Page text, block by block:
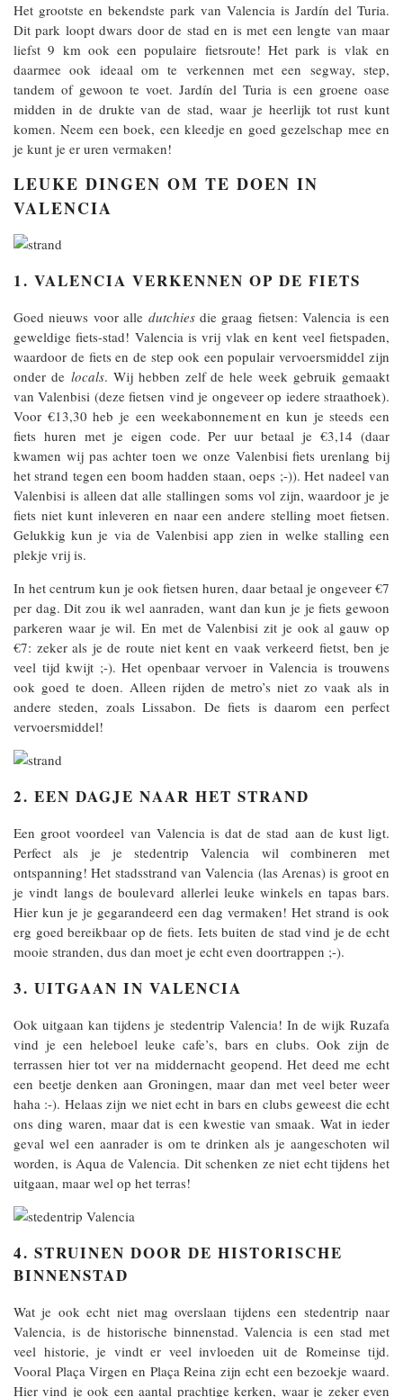
Het grootste en bekendste park van Valencia is Jardín del Turia.
Dit park loopt dwars door de stad en is met een lengte van maar
liefst 9 km ook een populaire fietsroute! Het park is vlak en
daarmee ook ideaal om te verkennen met een segway, step,
tandem of gewoon te voet. Jardín del Turia is een groene oase
midden in de drukte van de stad, waar je heerlijk tot rust kunt
komen. Neem een boek, een kleedje en goed gezelschap mee en
je kunt je er uren vermaken!
LEUKE DINGEN OM TE DOEN IN
VALENCIA
1. VALENCIA VERKENNEN OP DE FIETS
Goed nieuws voor alle dutchiesdie graag fietsen: Valencia is een
geweldige fiets-stad! Valencia is vrij vlak en kent veel fietspaden,
waardoor de fiets en de step ook een populair vervoersmiddel zijn
onder delocals. Wij hebben zelf de hele week gebruik gemaakt
van Valenbisi (deze fietsen vind je ongeveer op iedere straathoek).
Voor €13,30 heb je een weekabonnement en kun je steeds een
fiets huren met je eigen code. Per uur betaal je €3,14 (daar
kwamen wij pas achter toen we onze Valenbisi fiets urenlang bij
het strand tegen een boom hadden staan, oeps ;-)). Het nadeel van
Valenbisi is alleen dat alle stallingen soms vol zijn, waardoor je je
fiets niet kunt inleveren en naar een andere stelling moet fietsen.
Gelukkig kun je via de Valenbisi app zien in welke stalling een
plekje vrij is.
In het centrum kun je ook fietsen huren, daar betaal je ongeveer €7
per dag. Dit zou ik wel aanraden, want dan kun je je fiets gewoon
parkeren waar je wil. En met de Valenbisi zit je ook al gauw op
€7: zeker als je de route niet kent en vaak verkeerd fietst, ben je
veel tijd kwijt ;-). Het openbaar vervoer in Valencia is trouwens
ook goed te doen. Alleen rijden de metro’s niet zo vaak als in
andere steden, zoals Lissabon. De fiets is daarom een perfect
vervoersmiddel!
2. EEN DAGJE NAAR HET STRAND
Een groot voordeel van Valencia is dat de stad aan de kust ligt.
Perfect als je je stedentrip Valencia wil combineren met
ontspanning! Het stadsstrand van Valencia (las Arenas) is groot en
je vindt langs de boulevard allerlei leuke winkels en tapas bars.
Hier kun je je gegarandeerd een dag vermaken! Het strand is ook
erg goed bereikbaar op de fiets. Iets buiten de stad vind je de echt
mooie stranden, dus dan moet je echt even doortrappen ;-).
3. UITGAAN IN VALENCIA
Ook uitgaan kan tijdens je stedentrip Valencia! In de wijk Ruzafa
vind je een heleboel leuke cafe’s, bars en clubs. Ook zijn de
terrassen hier tot ver na middernacht geopend. Het deed me echt
een beetje denken aan Groningen, maar dan met veel beter weer
haha :-). Helaas zijn we niet echt in bars en clubs geweest die echt
ons ding waren, maar dat is een kwestie van smaak. Wat in ieder
geval wel een aanrader is om te drinken als je aangeschoten wil
worden, is Aqua de Valencia. Dit schenken ze niet echt tijdens het
uitgaan, maar wel op het terras!
4. STRUINEN DOOR DE HISTORISCHE
BINNENSTAD
Wat je ook echt niet mag overslaan tijdens een stedentrip naar
Valencia, is de historische binnenstad. Valencia is een stad met
veel historie, je vindt er veel invloeden uit de Romeinse tijd.
Vooral Plaça Virgen en Plaça Reina zijn echt een bezoekje waard.
Hier vind je ook een aantal prachtige kerken, waar je zeker even